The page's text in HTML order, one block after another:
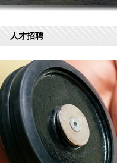
人才招聘